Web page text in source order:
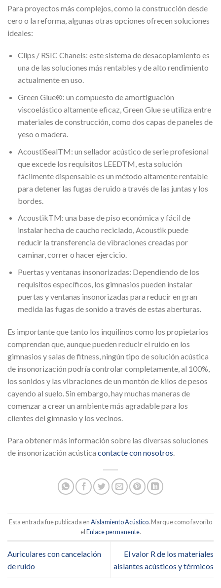
Para proyectos más complejos, como la construcción desde
cero o la reforma, algunas otras opciones ofrecen soluciones
ideales:
Clips / RSIC Chanels: este sistema de desacoplamiento es
una de las soluciones más rentables y de alto rendimiento
actualmente en uso.
Green Glue®: un compuesto de amortiguación
viscoelástico altamente eficaz, Green Glue se utiliza entre
materiales de construcción, como dos capas de paneles de
yeso o madera.
AcoustiSealTM: un sellador acústico de serie profesional
que excede los requisitos LEEDTM, esta solución
fácilmente dispensable es un método altamente rentable
para detener las fugas de ruido a través de las juntas y los
bordes.
AcoustikTM: una base de piso económica y fácil de
instalar hecha de caucho reciclado, Acoustik puede
reducir la transferencia de vibraciones creadas por
caminar, correr o hacer ejercicio.
Puertas y ventanas insonorizadas: Dependiendo de los
requisitos específicos, los gimnasios pueden instalar
puertas y ventanas insonorizadas para reducir en gran
medida las fugas de sonido a través de estas aberturas.
Es importante que tanto los inquilinos como los propietarios
comprendan que, aunque pueden reducir el ruido en los
gimnasios y salas de fitness, ningún tipo de solución acústica
de insonorización podría controlar completamente, al 100%,
los sonidos y las vibraciones de un montón de kilos de pesos
cayendo al suelo. Sin embargo, hay muchas maneras de
comenzar a crear un ambiente más agradable para los
clientes del gimnasio y los vecinos.
Para obtener más información sobre las diversas soluciones
de insonorización acústica contacte con nosotros.
Esta entrada fue publicada enAislamiento Acústico. Marque como favorito
elEnlace permanente.
Auriculares con cancelación
de ruido
El valor R de los materiales
aislantes acústicos y térmicos